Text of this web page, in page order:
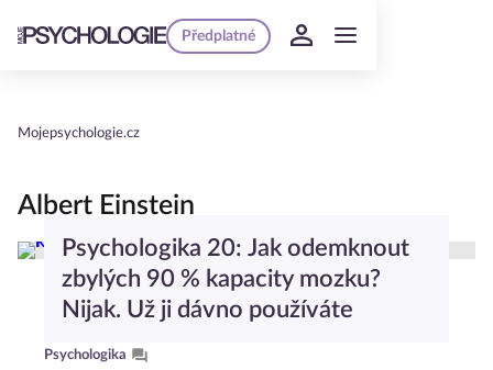
Předplatné
Mojepsychologie.cz
Albert Einstein
Psychologika 20: Jak odemknout
zbylých 90 % kapacity mozku?
Nijak. Už ji dávno používáte
Psychologika